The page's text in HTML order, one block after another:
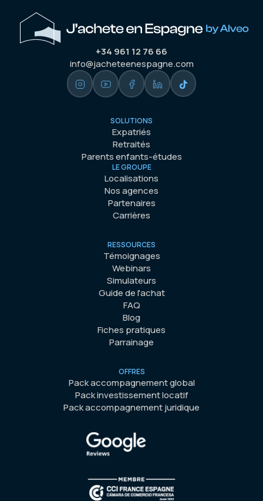
+34 961 12 76 66
info@jacheteenespagne.com
SOLUTIONS
Expatriés
Retraités
Parents enfants-études
LE GROUPE
Localisations
Nos agences
Partenaires
Carrières
RESSOURCES
Témoignages
Webinars
Simulateurs
Guide de l'achat
FAQ
Blog
Fiches pratiques
Parrainage
OFFRES
Pack accompagnement global
Pack investissement locatif
Pack accompagnement juridique